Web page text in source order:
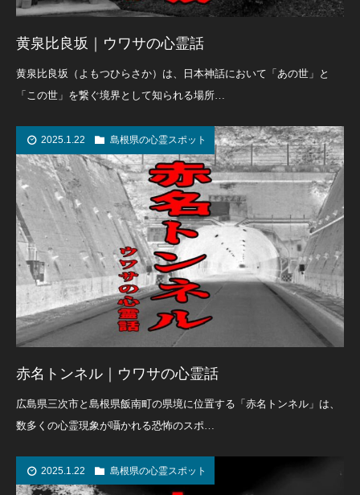
黄泉比良坂｜ウワサの心霊話
黄泉比良坂（よもつひらさか）は、日本神話において「あの世」と
「この世」を繋ぐ境界として知られる場所…
2025.1.22 島根県の心霊スポット
赤名トンネル｜ウワサの心霊話
広島県三次市と島根県飯南町の県境に位置する「赤名トンネル」は、
数多くの心霊現象が囁かれる恐怖のスポ…
2025.1.22 島根県の心霊スポット